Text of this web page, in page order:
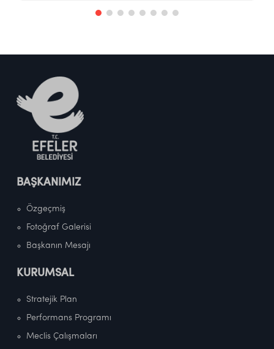
BAŞKANIMIZ
Özgeçmiş
Fotoğraf Galerisi
Başkanın Mesajı
KURUMSAL
Stratejik Plan
Performans Programı
Meclis Çalışmaları